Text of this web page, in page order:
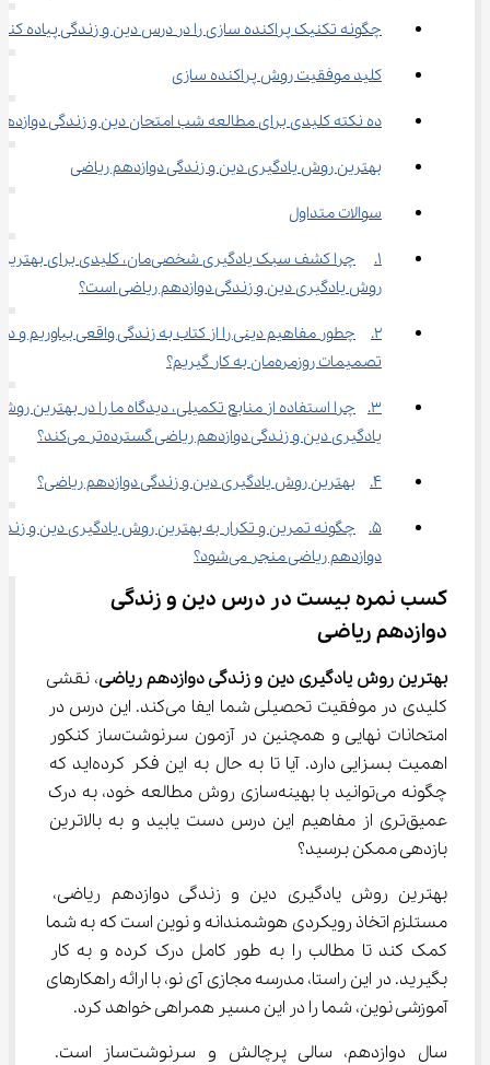
چگونه تکنیک پراکنده ‌سازی را در درس دین و زندگی پیاده کنیم؟
کلید موفقیت روش پراکنده سازی
ده نکته کلیدی برای مطالعه شب امتحان دین و زندگی
بهترین روش یادگیری دین و زندگی دوازدهم ریاضی
سوالات متداول
1.	چرا کشف سبک یادگیری شخصی‌مان، کلیدی برای
روش یادگیری دین و زندگی دوازدهم ریاضی است؟
2.	چطور مفاهیم دینی را از کتاب به زندگی واقعی بیاوریم و
تصمیمات روزمره‌مان به کار گیریم؟
3.	چرا استفاده از منابع تکمیلی، دیدگاه ما را در بهترین
یادگیری دین و زندگی دوازدهم ریاضی گسترده‌تر می‌کند؟
4.	بهترین روش یادگیری دین و زندگی دوازدهم ریاضی؟
5.	چگونه تمرین و تکرار به بهترین روش یادگیری دین و
دوازدهم ریاضی منجر می‌شود؟
کسب نمره بیست در درس دین و زندگی
دوازدهم ریاضی
بهترین روش یادگیری دین و زندگی دوازدهم ریاضی، نقشی
کلیدی در موفقیت تحصیلی شما ایفا می‌کند. این درس در
امتحانات نهایی و همچنین در آزمون سرنوشت‌ساز کنکور
اهمیت بسزایی دارد. آیا تا به حال به این فکر کرده‌اید که
چگونه می‌توانید با بهینه‌سازی روش مطالعه خود، به درک
عمیق‌تری از مفاهیم این درس دست یابید و به بالاترین
بازدهی ممکن برسید؟
بهترین روش یادگیری دین و زندگی دوازدهم ریاضی،
مستلزم اتخاذ رویکردی هوشمندانه و نوین است که به شما
کمک کند تا مطالب را به طور کامل درک کرده و به کار
بگیرید. در این راستا، مدرسه مجازی آی نو، با ارائه راهکارهای
آموزشی نوین، شما را در این مسیر همراهی خواهد کرد.
سال دوازدهم، سالی پرچالش و سرنوشت‌ساز است.